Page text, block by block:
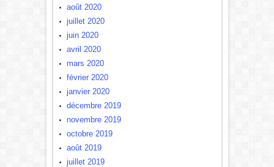
août 2020
juillet 2020
juin 2020
avril 2020
mars 2020
février 2020
janvier 2020
décembre 2019
novembre 2019
octobre 2019
août 2019
juillet 2019